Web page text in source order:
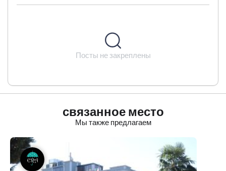
Посты не закреплены
связанное место
Мы также предлагаем